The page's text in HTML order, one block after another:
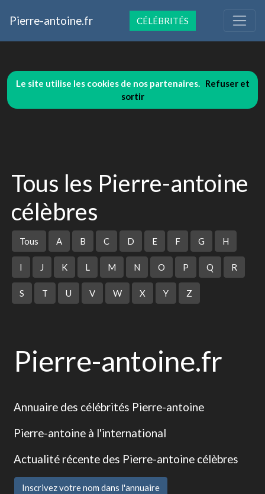
Le site utilise les cookies de nos partenaires. Refuser et
sortir
Pierre-antoine.fr CÉLÉBRITÉS
Tous les Pierre-antoine
célèbres
Tous A B C D E F G H
I J K L M N O P Q R
S T U V W X Y Z
Pierre-antoine.fr
Annuaire des célébrités Pierre-antoine
Pierre-antoine à l'international
Actualité récente des Pierre-antoine célèbres
Inscrivez votre nom dans l'annuaire